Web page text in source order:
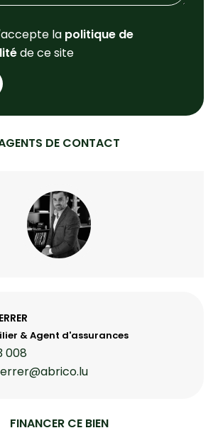
la politique de
de ce site
DE CONTACT
& Agent d'assurances
008
FINANCER CE BIEN